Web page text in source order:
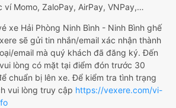
ví Momo, ZaloPay, AirPay, VNPay,…
xe Hải Phòng Ninh Bình - Ninh Bình ghế
sẽ gửi tin nhắn/email xác nhận thành
email mà quý khách đã đăng ký. Đến
lòng có mặt tại điểm đón trước 30
chuẩn bị lên xe. Để kiểm tra tình trạng
vui lòng truy cập https://vexere.com/vi-